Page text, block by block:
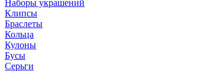
Наборы украшений
Клипсы
Браслеты
Кольца
Кулоны
Бусы
Серьги